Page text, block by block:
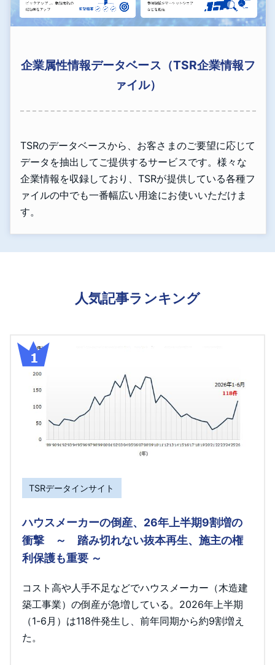
企業属性情報データベース（TSR企業情報フ
ァイル）
TSRのデータベースから、お客さまのご要望に応じて
データを抽出してご提供するサービスです。様々な
企業情報を収録しており、TSRが提供している各種フ
ァイルの中でも一番幅広い用途にお使いいただけま
す。
人気記事ランキング
TSRデータインサイト
ハウスメーカーの倒産、26年上半期9割増の
衝撃 ～ 踏み切れない抜本再生、施主の権
利保護も重要 ～
コスト高や人手不足などでハウスメーカー（木造建
築工事業）の倒産が急増している。2026年上半期
（1-6月）は118件発生し、前年同期から約9割増え
た。